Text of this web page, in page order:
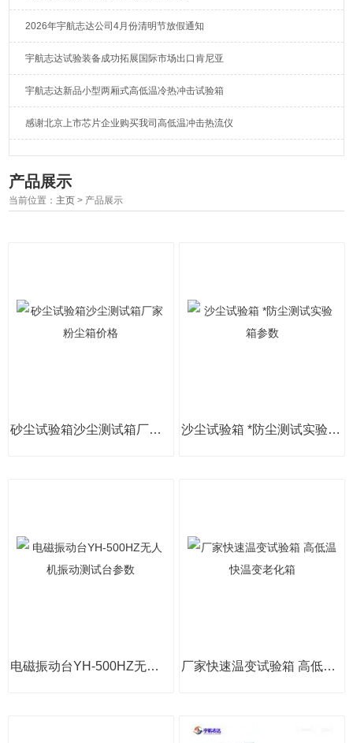
2026年宇航志达公司4月份清明节放假通知
宇航志达试验装备成功拓展国际市场出口肯尼亚
宇航志达新品小型两厢式高低温冷热冲击试验箱
感谢北京上市芯片企业购买我司高低温冲击热流仪
产品展示
当前位置： 主页 > 产品展示
砂尘试验箱沙尘测试箱厂家粉尘箱价格 沙尘试验箱 *防尘测试实验箱参数
电磁振动台YH-500HZ无人机振动测试台参数 厂家快速温变试验箱 高低温快温变老化箱